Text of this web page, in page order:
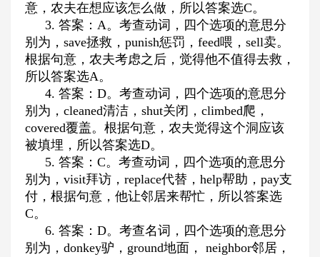
意，农夫在想应该怎么做，所以答案选C。
3. 答案： A。考查动词，四个选项的意思分
别为， save拯救， punish惩罚， feed喂， sell卖。
根据句意，农夫考虑之后，觉得他不值得去救，
所以答案选A。
4. 答案： D。考查动词，四个选项的意思分
别为， cleaned清洁， shut关闭， climbed爬，
covered覆盖。根据句意，农夫觉得这个洞应该
被填埋，所以答案选D。
5. 答案： C。考查动词，四个选项的意思分
别为， visit拜访， replace代替， help帮助， pay支
付，根据句意，他让邻居来帮忙，所以答案选
C。
6. 答案： D。考查名词，四个选项的意思分
别为， donkey驴， ground地面， neighbor邻居，